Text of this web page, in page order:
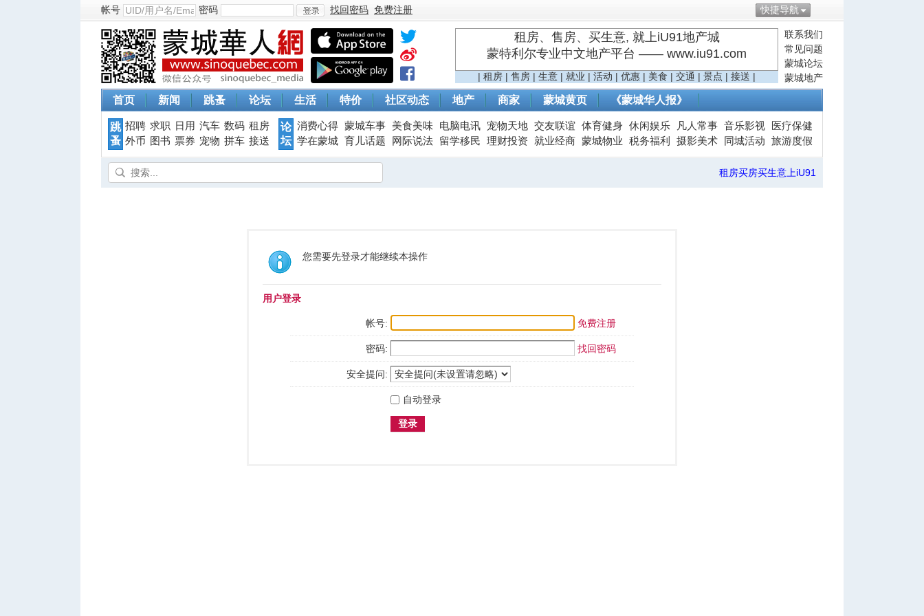
快捷导航
帐号 密码
登
找回密码 免费注册
联系我们
常见问题
蒙城论坛
蒙城地产
租房、售房、买生意, 就上iU91地产城
蒙特利尔专业中文地产平台 —— www.iu91.com
| 租房 | 售房 | 生意 | 就业 | 活动 | 优惠 | 美食 | 交通 | 景点 | 接送 |
首页 新闻 跳蚤 论坛 生活 特价 社区动态 地产 商家 蒙城黄页 《蒙城华人报》
跳
蚤
招聘 求职 日用 汽车 数码 租房
外币
图书 票券 宠物 拼车 接送
论
坛
消费心得 蒙城车事 美食美味 电脑电讯 宠物天地 交友联谊 体育健身 休闲娱乐 凡人常事 音乐影视
医疗保健
学在蒙城 育儿话题 网际说法 留学移民 理财投资 就业经商 蒙城物业 税务福利 摄影美术 同城活动 旅游度假
租房买房买生意上iU91
您需要先登录才能继续本操作
用户登录
帐号: 免费注册
密码: 找回密码
安全提问:
自动登录
登录